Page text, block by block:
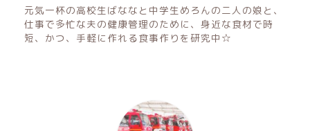
元気一杯の高校生ばななと中学生めろんの二人の娘と、
仕事で多忙な夫の健康管理のために、身近な食材で時
短、かつ、手軽に作れる食事作りを研究中☆